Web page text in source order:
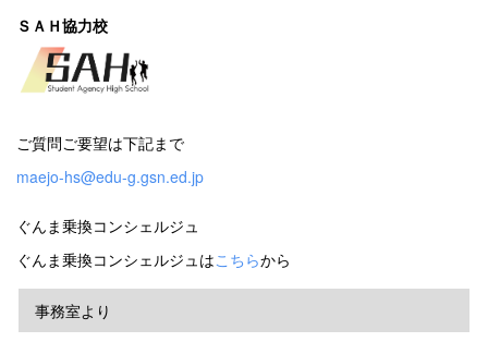
ＳＡＨ協力校
ご質問ご要望は下記まで
maejo-hs@edu-g.gsn.ed.jp
ぐんま乗換コンシェルジュ
ぐんま乗換コンシェルジュはこちらから
事務室より